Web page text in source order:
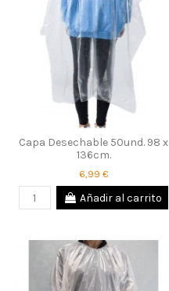
Capa Desechable 50und. 98 x
136cm.
6,99 €
Añadir al carrito